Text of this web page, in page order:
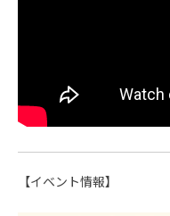
【イベント情報】